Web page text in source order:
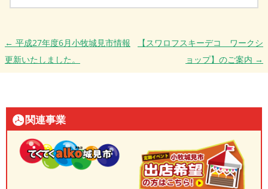
投稿ナビゲーション
← 平成27年度6月小牧城見市情報
更新いたしました。
【スワロフスキーデコ ワークシ
ョップ】のご案内 →
関連事業